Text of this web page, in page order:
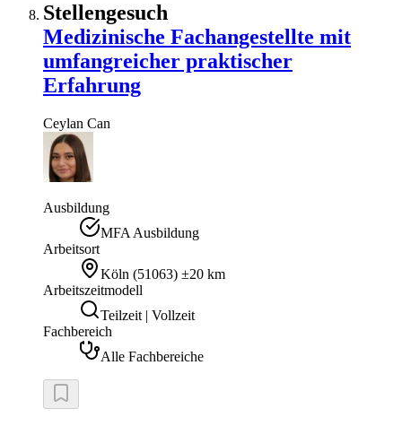
Stellengesuch
Medizinische Fachangestellte mit
umfangreicher praktischer
Erfahrung
Ceylan Can
Ausbildung
MFA Ausbildung
Arbeitsort
Köln (51063) ±20 km
Arbeitszeitmodell
Teilzeit | Vollzeit
Fachbereich
Alle Fachbereiche